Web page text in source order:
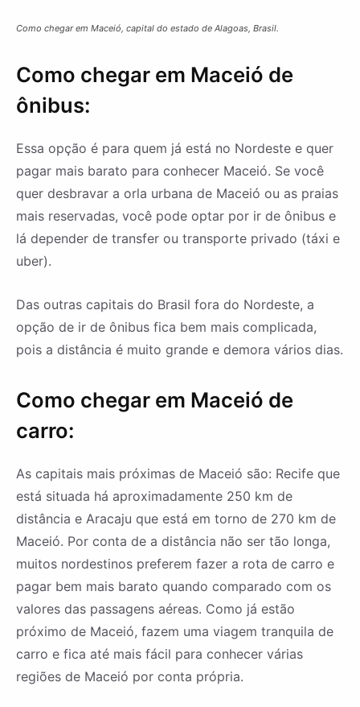
Como chegar em Maceió, capital do estado de Alagoas, Brasil.
Como chegar em Maceió de
ônibus:
Essa opção é para quem já está no Nordeste e quer
pagar mais barato para conhecer Maceió. Se você
quer desbravar a orla urbana de Maceió ou as praias
mais reservadas, você pode optar por ir de ônibus e
lá depender de transfer ou transporte privado (táxi e
uber).
Das outras capitais do Brasil fora do Nordeste, a
opção de ir de ônibus fica bem mais complicada,
pois a distância é muito grande e demora vários dias.
Como chegar em Maceió de
carro:
As capitais mais próximas de Maceió são: Recife que
está situada há aproximadamente 250 km de
distância e Aracaju que está em torno de 270 km de
Maceió. Por conta de a distância não ser tão longa,
muitos nordestinos preferem fazer a rota de carro e
pagar bem mais barato quando comparado com os
valores das passagens aéreas. Como já estão
próximo de Maceió, fazem uma viagem tranquila de
carro e fica até mais fácil para conhecer várias
regiões de Maceió por conta própria.